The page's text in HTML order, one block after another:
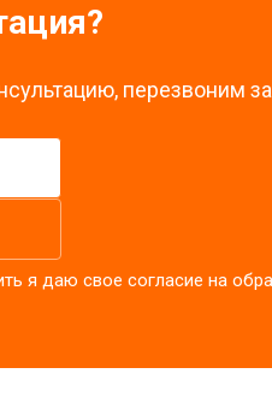
перезвоним
я даю свое согласие на